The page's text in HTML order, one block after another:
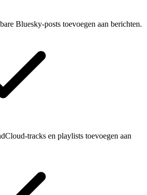
Bluesky-posts toevoegen aan berichten.
tracks en playlists toevoegen aan